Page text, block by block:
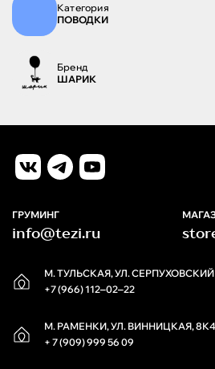
Категория
ПОВОДКИ
Бренд
ШАРИК
М. ТУЛЬСКАЯ, УЛ. СЕРПУХОВСКИЙ
+7 (966) 112‒02‒22
М. РАМЕНКИ, УЛ. ВИННИЦКАЯ, 8К4
+ 7 (909) 999 56 09
ГРУМИНГ
info@tezi.ru